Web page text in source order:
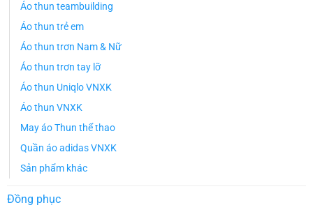
Áo thun teambuilding
Áo thun trẻ em
Áo thun trơn Nam & Nữ
Áo thun trơn tay lỡ
Áo thun Uniqlo VNXK
Áo thun VNXK
May áo Thun thể thao
Quần áo adidas VNXK
Sản phẩm khác
Đồng phục